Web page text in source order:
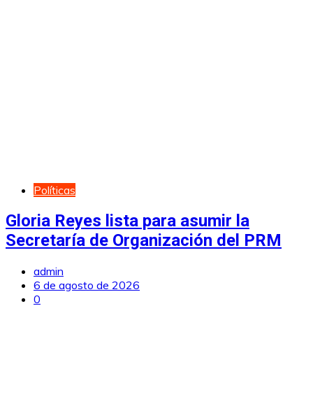
Políticas
Gloria Reyes lista para asumir la
Secretaría de Organización del PRM
admin
6 de agosto de 2026
0